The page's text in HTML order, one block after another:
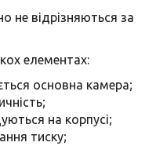
не відрізняються за
елементах:
основна камера;
на корпусі;
тиску;